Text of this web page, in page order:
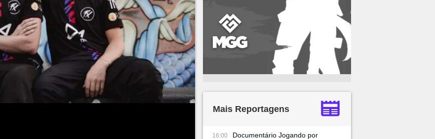
Mais Reportagens
16:00
Documentário Jogando por